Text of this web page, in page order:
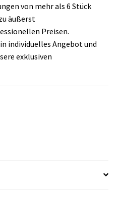
von mehr als 6 Stück
äußerst
Preisen.
individuelles Angebot und
exklusiven